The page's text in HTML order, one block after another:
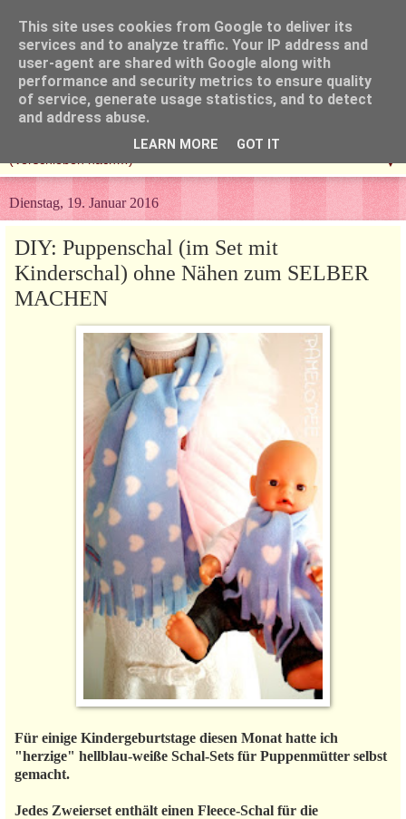
▼
Dienstag, 19. Januar 2016
DIY: Puppenschal (im Set mit
Kinderschal) ohne Nähen zum SELBER
MACHEN
Für einige Kindergeburtstage diesen Monat hatte ich
"herzige" hellblau-weiße Schal-Sets für Puppenmütter selbst
gemacht.
Jedes Zweierset enthält einen Fleece-Schal für die
This site uses cookies from Google to deliver its
services and to analyze traffic. Your IP address and
user-agent are shared with Google along with
performance and security metrics to ensure quality
of service, generate usage statistics, and to detect
and address abuse.
LEARN MORE GOT IT